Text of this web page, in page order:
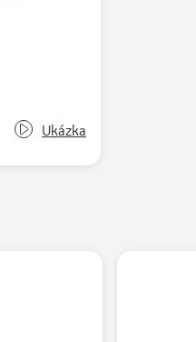
Ukázka